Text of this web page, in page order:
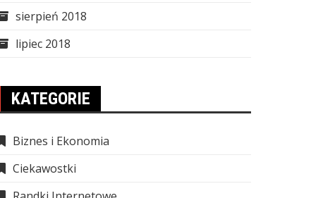
sierpień 2018
lipiec 2018
KATEGORIE
Biznes i Ekonomia
Ciekawostki